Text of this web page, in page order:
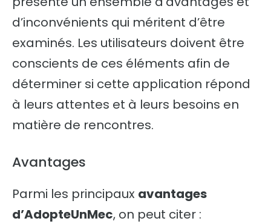
d’inconvénients qui méritent d’être
examinés. Les utilisateurs doivent être
conscients de ces éléments afin de
déterminer si cette application répond
à leurs attentes et à leurs besoins en
matière de rencontres.
Avantages
Parmi les principaux avantages
d’AdopteUnMec, on peut citer :